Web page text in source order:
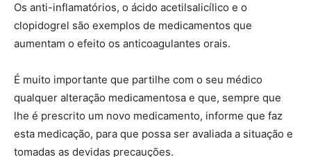
Os anti-inflamatórios, o ácido acetilsalicílico e o
clopidogrel são exemplos de medicamentos que
aumentam o efeito os anticoagulantes orais.
É muito importante que partilhe com o seu médico
qualquer alteração medicamentosa e que, sempre que
lhe é prescrito um novo medicamento, informe que faz
esta medicação, para que possa ser avaliada a situação e
tomadas as devidas precauções.